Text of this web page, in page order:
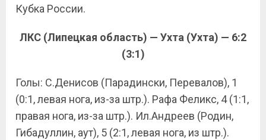
Кубка России.
ЛКС (Липецкая область) — Ухта (Ухта) — 6:2
(3:1)
Голы: С.Денисов (Парадински, Перевалов), 1
(0:1, левая нога, из-за штр.). Рафа Феликс, 4 (1:1,
правая нога, из-за штр.). Ил.Андреев (Родин,
Гибадуллин, аут), 5 (2:1, левая нога, из штр.).